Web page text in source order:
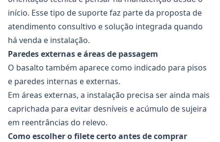
início. Esse tipo de suporte faz parte da proposta de
atendimento consultivo e solução integrada quando
há venda e instalação.
Paredes externas e áreas de passagem
O basalto também aparece como indicado para pisos
e paredes internas e externas.
Em áreas externas, a instalação precisa ser ainda mais
caprichada para evitar desníveis e acúmulo de sujeira
em reentrâncias do relevo.
Como escolher o filete certo antes de comprar